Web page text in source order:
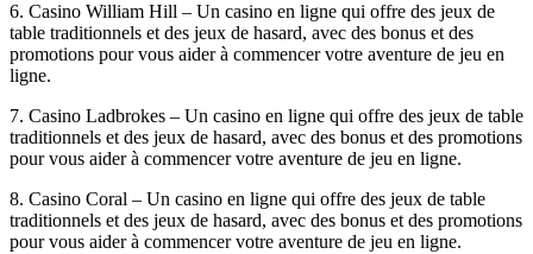
6. Casino William Hill – Un casino en ligne qui offre des jeux de
table traditionnels et des jeux de hasard, avec des bonus et des
promotions pour vous aider à commencer votre aventure de jeu en
ligne.
7. Casino Ladbrokes – Un casino en ligne qui offre des jeux de table
traditionnels et des jeux de hasard, avec des bonus et des promotions
pour vous aider à commencer votre aventure de jeu en ligne.
8. Casino Coral – Un casino en ligne qui offre des jeux de table
traditionnels et des jeux de hasard, avec des bonus et des promotions
pour vous aider à commencer votre aventure de jeu en ligne.